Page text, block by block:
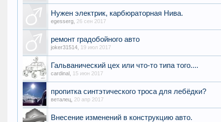
Нужен электрик, карбюраторная Нива.
egesserg, 26 сен 2017
ремонт градобойного авто
joker31514, 19 июл 2017
Гальванический цех или что-то типа того....
cardinal, 15 июн 2017
пропитка синтэтического троса для лебёдки?
веталец, 20 апр 2017
Внесение изменений в конструкцию авто.